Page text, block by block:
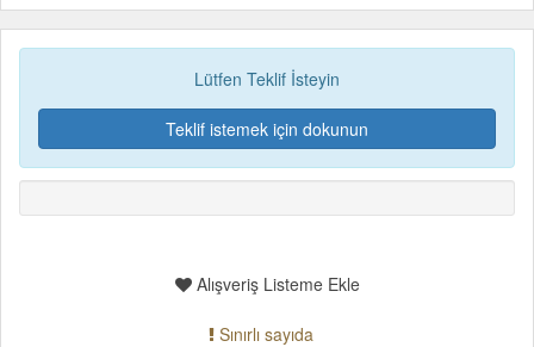
Lütfen Teklif İsteyin
Teklif istemek için dokunun
Alışveriş Listeme Ekle
Sınırlı sayıda